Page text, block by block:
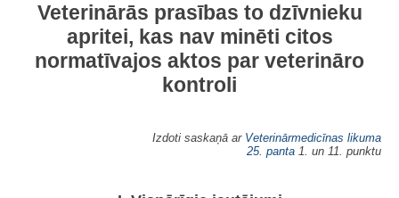
Veterinārās prasības to dzīvnieku
apritei, kas nav minēti citos
normatīvajos aktos par veterināro
kontroli
Izdoti saskaņā ar Veterinārmedicīnas likuma
25. panta 1. un 11. punktu